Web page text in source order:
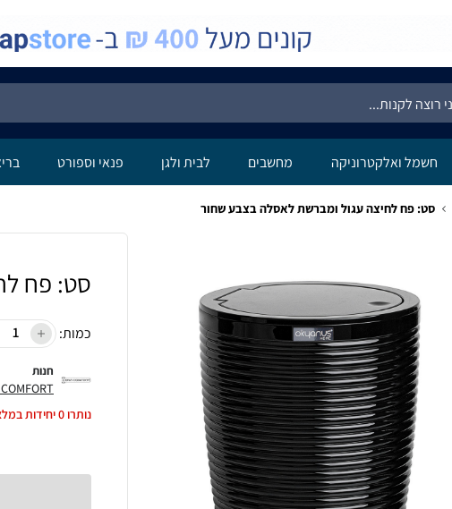
חשמל ואלקטרוניקה מחשבים לבית ולגן פנאי וספורט
סט: פח לחיצה עגול ומברשת לאסלה בצבע שחור
סט: פח
כמות:
חנות
נותרו0יחידות